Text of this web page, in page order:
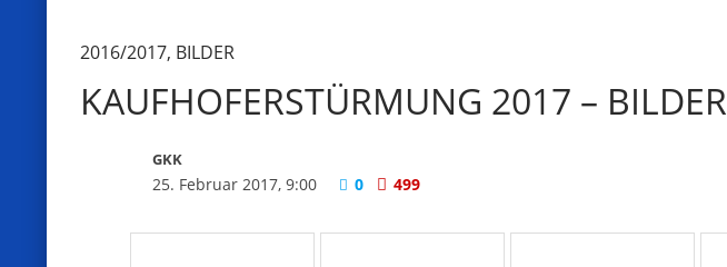
2016/2017, BILDER
KAUFHOFERSTÜRMUNG 2017 – BILDER
GKK
25. Februar 2017, 9:00 0 499